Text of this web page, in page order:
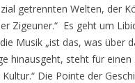
getrennten Welten, der
Zigeuner.“ Es geht um
Musik „ist das, was über
hinausgeht, steht für einen
Die Pointe der